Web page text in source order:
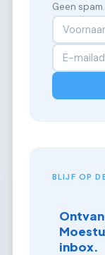
Geen
BLIJF OP
inbox.